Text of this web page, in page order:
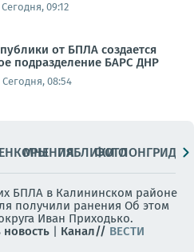
Сегодня, 09:12
от БПЛА создается
подразделение БАРС ДНР
Сегодня, 08:54
МНЕНИЯПАБЛИКИ
ФОТОЛОНГРИДЫ
БПЛА в Калининском районе
получили ранения Об этом
Иван Приходько.
| Канал// ВЕСТИ